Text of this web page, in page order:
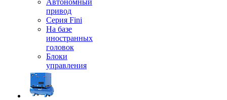
Автономный
привод
Серия Fini
На базе
иностранных
головок
Блоки
управления